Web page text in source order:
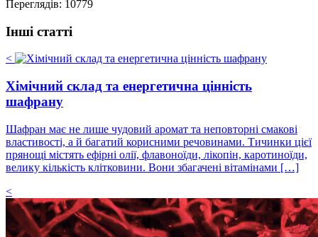
Переглядів: 10779
Інші статті
<
Хімічний склад та енергетична цінність
шафрану
Шафран має не лише чудовий аромат та неповторні смакові
властивості, а й багатий корисними речовинами. Тичинки цієї
прянощі містять ефірні олії, флавоноїди, лікопін, каротиноїди,
велику кількість клітковини. Вони збагачені вітамінами […]
<